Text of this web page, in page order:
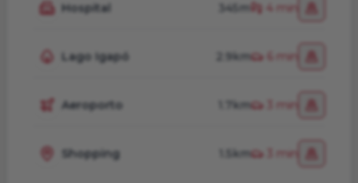
Hospital 345m 4 min
Lago Igapó 2.9km 6 min
Aeroporto 1.7km 3 min
Shopping 1.5km 3 min